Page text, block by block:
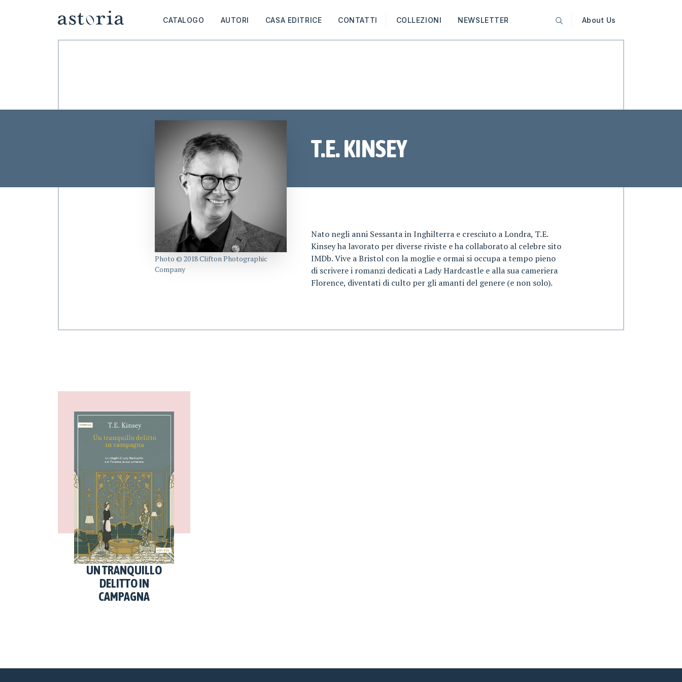
CATALOGO AUTORI CASA EDITRICE CONTATTI COLLEZIONI NEWSLETTER About Us
Photo © 2018 Clifton Photographic
Company
T.E. KINSEY
Nato negli anni Sessanta in Inghilterra e cresciuto a Londra, T.E.
Kinsey ha lavorato per diverse riviste e ha collaborato al celebre sito
IMDb. Vive a Bristol con la moglie e ormai si occupa a tempo pieno
di scrivere i romanzi dedicati a Lady Hardcastle e alla sua cameriera
Florence, diventati di culto per gli amanti del genere (e non solo).
UN TRANQUILLO
DELITTO IN
CAMPAGNA